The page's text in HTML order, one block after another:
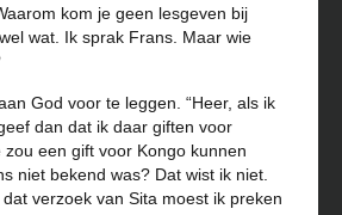
kom je geen lesgeven bij
wat. Ik sprak Frans. Maar wie
God voor te leggen. “Heer, als ik
dan dat ik daar giften voor
zou een gift voor Kongo kunnen
niet bekend was? Dat wist ik niet.
verzoek van Sita moest ik preken